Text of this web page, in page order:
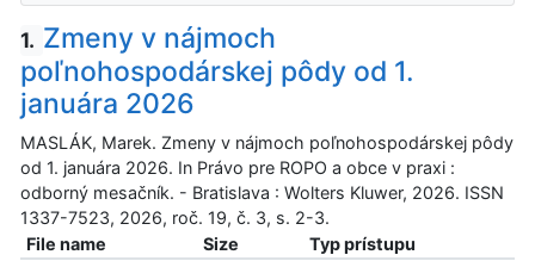
1. Zmeny v nájmoch
poľnohospodárskej pôdy od 1.
januára 2026
MASLÁK, Marek. Zmeny v nájmoch poľnohospodárskej pôdy
od 1. januára 2026. In Právo pre ROPO a obce v praxi :
odborný mesačník. - Bratislava : Wolters Kluwer, 2026. ISSN
1337-7523, 2026, roč. 19, č. 3, s. 2-3.
File name
Size
Typ prístupu